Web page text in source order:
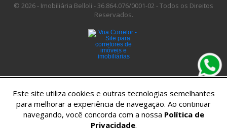
© 2026 - Imobiliária Belloli -36.864.076/0001-02 -Todos os Direitos
Reservados.
Este site utiliza cookies e outras tecnologias semelhantes
para melhorar a experiência de navegação. Ao continuar
navegando, você concorda com a nossa Política de
Privacidade.